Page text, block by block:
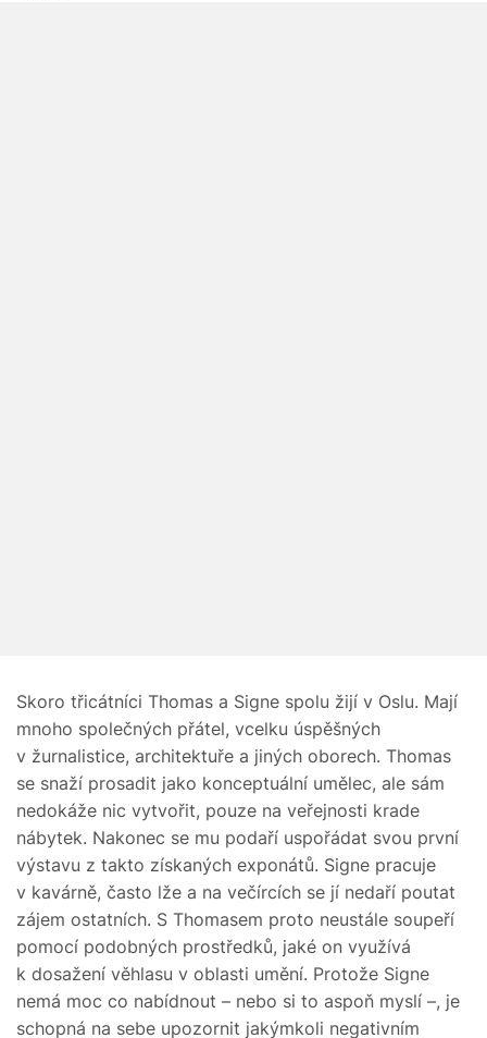
Skoro třicátníci Thomas a Signe spolu žijí v Oslu. Mají
mnoho společných přátel, vcelku úspěšných
v žurnalistice, architektuře a jiných oborech. Thomas
se snaží prosadit jako konceptuální umělec, ale sám
nedokáže nic vytvořit, pouze na veřejnosti krade
nábytek. Nakonec se mu podaří uspořádat svou první
výstavu z takto získaných exponátů. Signe pracuje
v kavárně, často lže a na večírcích se jí nedaří poutat
zájem ostatních. S Thomasem proto neustále soupeří
pomocí podobných prostředků, jaké on využívá
k dosažení věhlasu v oblasti umění. Protože Signe
nemá moc co nabídnout – nebo si to aspoň myslí –, je
schopná na sebe upozornit jakýmkoli negativním